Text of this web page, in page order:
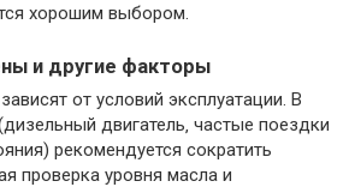
хорошим выбором.
и другие факторы
от условий эксплуатации. В
двигатель‚ частые поездки
рекомендуется сократить
проверка уровня масла и